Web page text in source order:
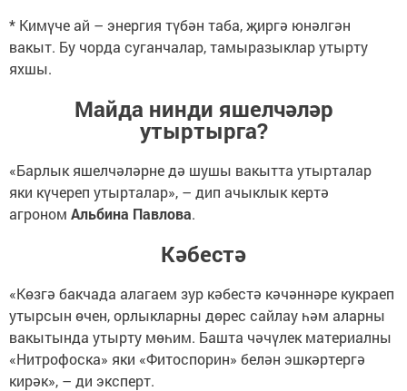
* Кимүче ай – энергия түбән таба, җиргә юнәлгән
вакыт. Бу чорда суганчалар, тамыразыклар утырту
яхшы.
Майда нинди яшелчәләр
утыртырга?
«Барлык яшелчәләрне дә шушы вакытта утырталар
яки күчереп утырталар», – дип ачыклык кертә
агроном Альбина Павлова.
Кәбестә
«Көзгә бакчада алагаем зур кәбестә кәчәннәре кукраеп
утырсын өчен, орлыкларны дөрес сайлау һәм аларны
вакытында утырту мөһим. Башта чәчүлек материалны
«Нитрофоска» яки «Фитоспорин» белән эшкәртергә
кирәк», – ди эксперт.